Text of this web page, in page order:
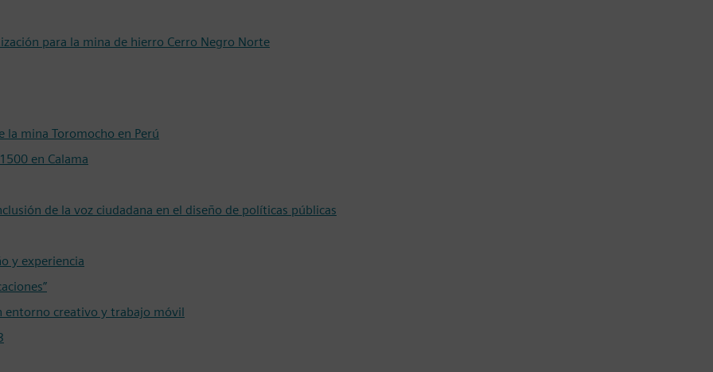
para la mina de hierro Cerro Negro Norte
la mina Toromocho en Perú
en Calama
de la voz ciudadana en el diseño de políticas públicas
y experiencia
entorno creativo y trabajo móvil